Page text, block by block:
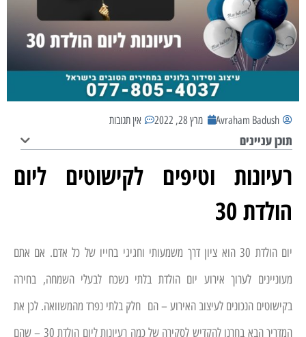
Avraham Badush מרץ 28, 2022 אין תגובות
תוכן עניינים
רעיונות וטיפים לקישוטים ליום
הולדת 30
יום הולדת 30 הוא ציון דרך משמעותי וחגיגי בחייו של כל אדם. אם אתם
מעוניינים לערוך אירוע יום הולדת בלתי נשכח לבעלי השמחה, בחירה
בקישוטים הנכונים לעיצוב האירוע – הם חלק בלתי נפרד מהמשוואה. לכן את
המדריך הבא בחרנו להקדיש לסקירה של כמה רעיונות ליום הולדת 30 – שהם